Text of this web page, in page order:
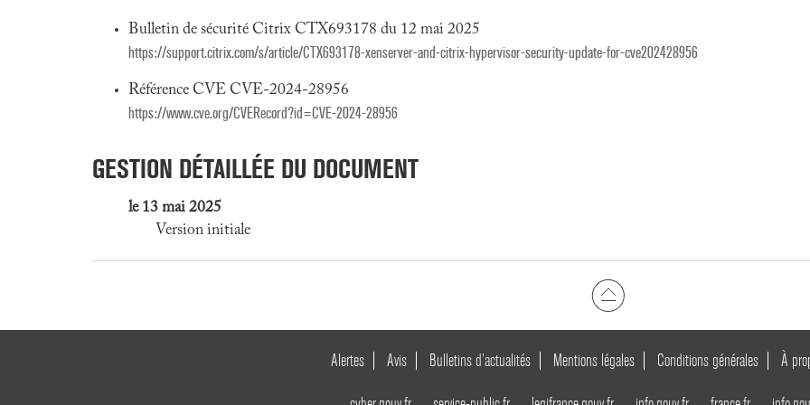
Bulletin de sécurité Citrix CTX693178 du 12 mai 2025
https://support.citrix.com/s/article/CTX693178-xenserver-and-citrix-hypervisor-security-update-for-cve202428956
Référence CVE CVE-2024-28956
https://www.cve.org/CVERecord?id=CVE-2024-28956
GESTION DÉTAILLÉE DU DOCUMENT
le 13 mai 2025
Version initiale
Alertes Avis Bulletins d’actualités Mentions légales Conditions générales À